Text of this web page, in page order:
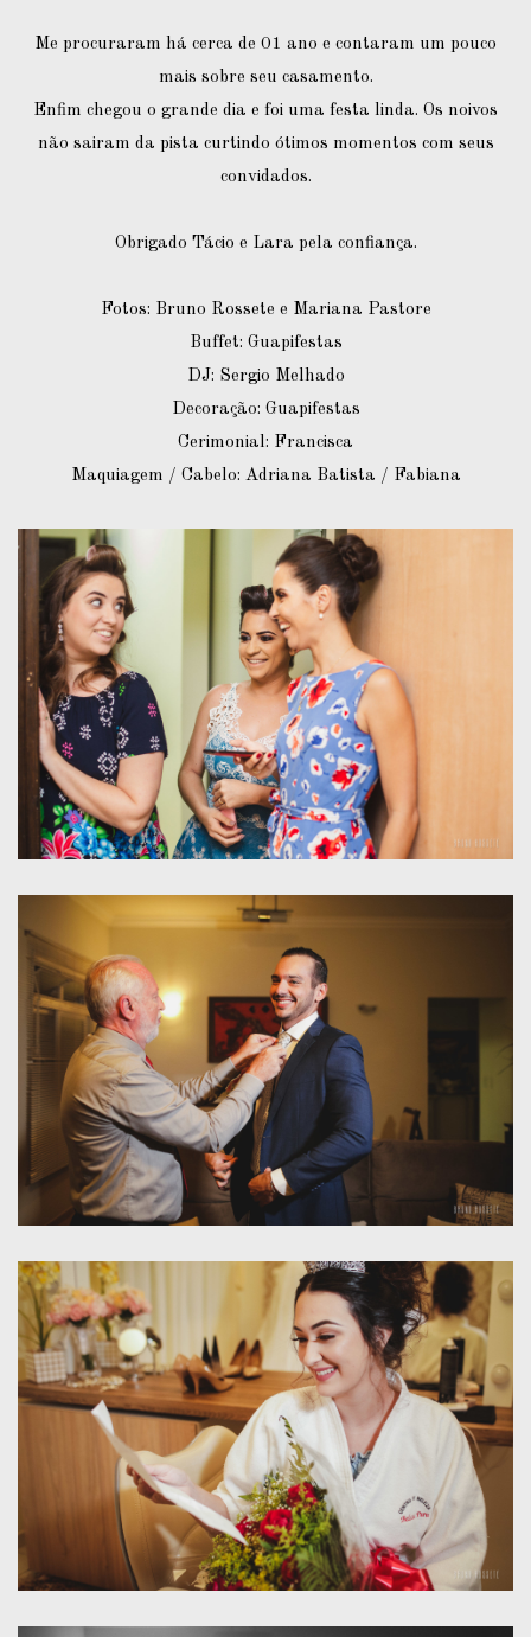
Me procuraram há cerca de 01 ano e contaram um pouco
mais sobre seu casamento.
Enfim chegou o grande dia e foi uma festa linda. Os noivos
não sairam da pista curtindo ótimos momentos com seus
convidados.
Obrigado Tácio e Lara pela confiança.
Fotos: Bruno Rossete e Mariana Pastore
Buffet: Guapifestas
DJ: Sergio Melhado
Decoração: Guapifestas
Cerimonial: Francisca
Maquiagem / Cabelo: Adriana Batista / Fabiana